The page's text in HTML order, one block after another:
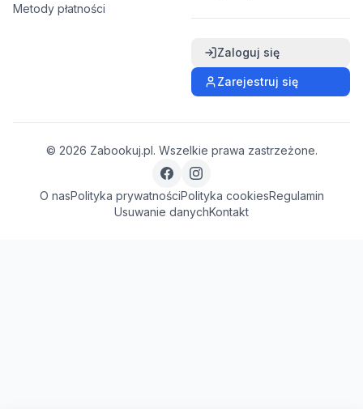
Metody płatności
Zaloguj się
Zarejestruj się
© 2026 Zabookuj.pl. Wszelkie prawa zastrzeżone.
O nasPolityka prywatnościPolityka cookiesRegulamin
Usuwanie danychKontakt